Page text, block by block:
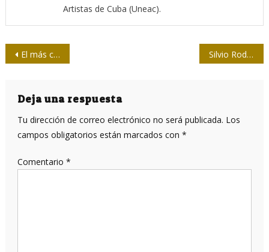
Artistas de Cuba (Uneac).
Navegación
entradas
El más cubano de los italianos Silvio Rodríguez: Superar la erre de Revolución
Deja una respuesta
Tu dirección de correo electrónico no será publicada. Los
campos obligatorios están marcados con *
Comentario *